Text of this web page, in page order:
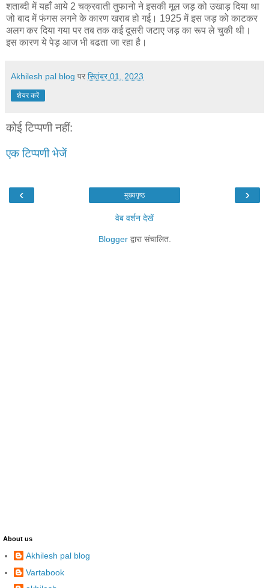
शताब्दी में यहाँ आये 2 चक्रवाती तुफानो ने इसकी मूल जड़ को उखाड़ दिया था
जो बाद में फंगस लगने के कारण खराब हो गई। 1925 में इस जड़ को काटकर
अलग कर दिया गया पर तब तक कई दूसरी जटाए जड़ का रूप ले चुकी थी।
इस कारण ये पेड़ आज भी बढता जा रहा है।
Akhilesh pal blog पर सितंबर 01, 2023
शेयर करें
कोई टिप्पणी नहीं:
एक टिप्पणी भेजें
‹ ›
मुख्यपृष्ठ
वेब वर्शन देखें
Bloggerद्वारा संचालित.
About us
Akhilesh pal blog
Vartabook